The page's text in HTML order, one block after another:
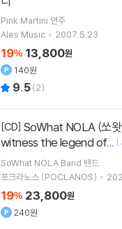
Pink Martini 연주
Ales Music
2007.5.23.
19% 13,800원
140원
9.5(2)
[CD]
witness the legend of... [
SoWhat NOLA Band 밴드
포크라노스 (POCLANOS)
19% 23,800원
240원